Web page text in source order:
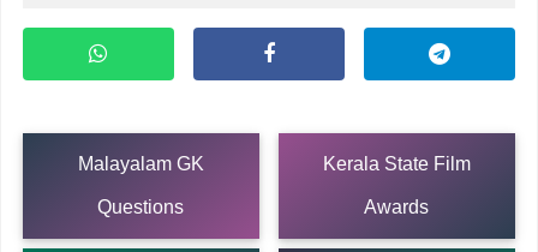
Malayalam GK
Questions
Kerala State Film
Awards